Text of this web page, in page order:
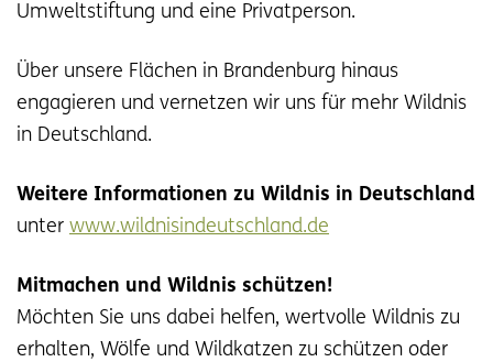
Umweltstiftung und eine Privatperson.
Über unsere Flächen in Brandenburg hinaus
engagieren und vernetzen wir uns für mehr Wildnis
in Deutschland.
Weitere Informationen zu Wildnis in Deutschland
unter www.wildnisindeutschland.de
Mitmachen und Wildnis schützen!
Möchten Sie uns dabei helfen, wertvolle Wildnis zu
erhalten, Wölfe und Wildkatzen zu schützen oder